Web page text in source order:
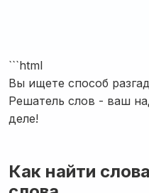
```html
Вы ищете способ
Решатель слов - ваш
деле!
Как найти